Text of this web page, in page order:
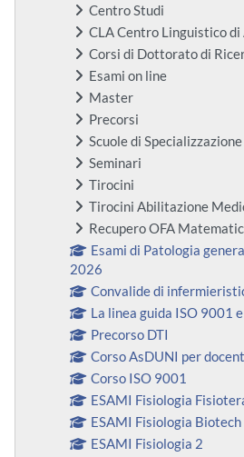
Centro Studi
CLA Centro Linguistico di
Corsi di Dottorato di
Esami on line
Master
Precorsi
Scuole di Specializzazione
Seminari
Tirocini
Tirocini Abilitazione
Recupero OFA
Esami di Patologia
2026
Convalide di
La linea guida ISO 9001
Precorso DTI
Corso AsDUNI per
Corso ISO 9001
ESAMI Fisiologia
ESAMI Fisiologia Biotech
ESAMI Fisiologia 2